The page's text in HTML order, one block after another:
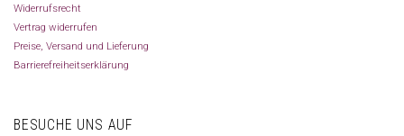
Widerrufsrecht
Vertrag widerrufen
Preise, Versand und Lieferung
Barrierefreiheitserklärung
BESUCHE UNS AUF